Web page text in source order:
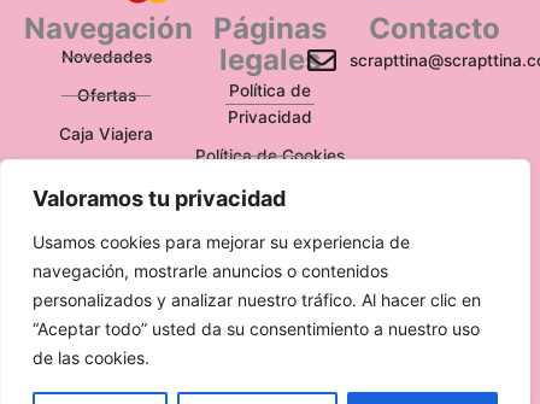
Valoramos tu privacidad
Usamos cookies para mejorar su experiencia de
navegación, mostrarle anuncios o contenidos
personalizados y analizar nuestro tráfico. Al hacer clic en
“Aceptar todo” usted da su consentimiento a nuestro uso
de las cookies.
Navegación
Novedades
Ofertas
Caja Viajera
Páginas
legales
Política de
Privacidad
Política de Cookies
Política de
Aviso Legal
Contacto